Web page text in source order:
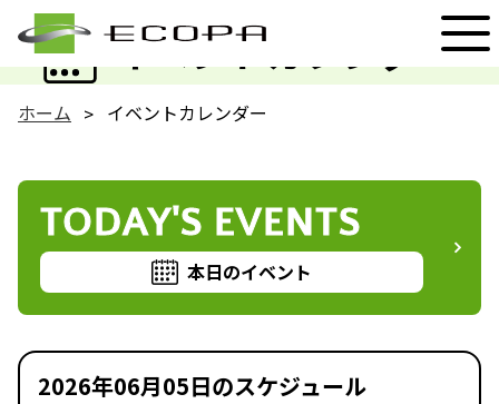
イベントカレンダー
EVENT
ホーム イベントカレンダー
TODAY'S EVENTS
本日のイベント
2026年06月05日のスケジュール